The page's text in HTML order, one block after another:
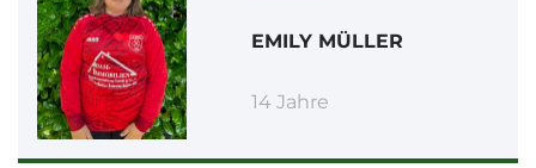
EMILY MÜLLER
14 Jahre